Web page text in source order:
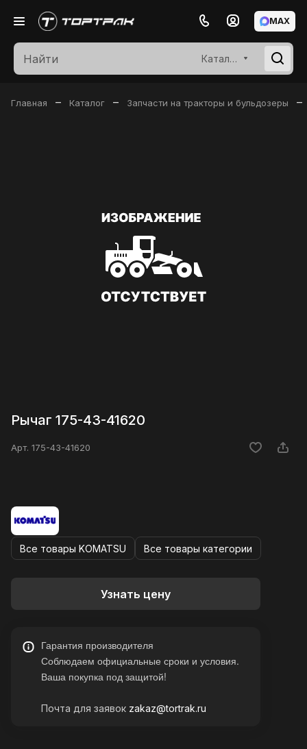
Каталог
MAX
Главная – Каталог – Запчасти на тракторы и бульдозеры –
Рычаг 175-43-41620
Арт. 175-43-41620
Все товары KOMATSU Все товары категории
Узнать цену
Гарантия производителя
Соблюдаем официальные сроки и условия.
Ваша покупка под защитой!
Почта для заявок zakaz@tortrak.ru